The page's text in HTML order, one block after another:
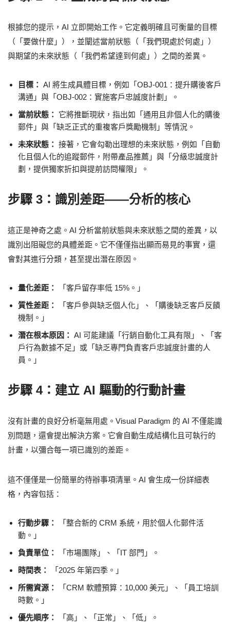
根據您的提示，AI 立即開始工作。它定義明確且可衡量的目標
（「要做什麼」），並闡述當前狀態（「我們現處於何處」）
與期望的未來狀態（「我們希望達到何處」）之間的差異。
目標： AI 將生成具體目標，例如「OBJ-001：提升購後客戶
溝通」與「OBJ-002：實施客戶忠誠度計劃」。
當前狀態： 它將推斷現狀，指出如「通用且非個人化的購後
郵件」與「缺乏正式的重複客戶獎勵機制」等情況。
未來狀態： 接著，它會勾勒出理想的未來狀態，例如「自動
化且個人化的追蹤郵件，附帶產品推薦」與「分級忠誠度計
劃，提供獨家折扣與提前訪問權限」。
步驟 3：識別差距——分析的核心
這正是神奇之處。AI 分析當前狀態與未來狀態之間的差異，以
識別出阻礙您的具體差距。它不僅僅指出顯而易見的事實，還
會對其進行分類，甚至提出潛在原因。
量化差距：
「客戶留存率低 15%。」
質性差距：
「客戶參與缺乏個人化」、「購後缺乏客戶反饋
機制。」
潛在根本原因： AI 可能建議「行銷自動化工具有限」、「客
戶行為數據不足」或「缺乏專門負責客戶忠誠度計畫的人
員。」
步驟 4：建立 AI 驅動的行動計畫
沒有計畫的良好分析毫無用處。Visual Paradigm 的 AI 不僅能識
別問題，還會提出解決方案。它會自動生成結構化且可執行的
計畫，以彌合每一項已識別的差距。
這不僅僅是一份簡單的待辦事項清單。AI 會生成一份詳細表
格，內容包括：
行動步驟：
「整合新的 CRM 系統，用於個人化郵件活
動。」
負責單位：
「市場團隊」、「IT 部門」。
時間表：
「2025 年第四季。」
所需資源：
「CRM 軟體預算：10,000 美元」、「員工培訓
時數。」
優先順序：
「高」、「正常」、「低」。